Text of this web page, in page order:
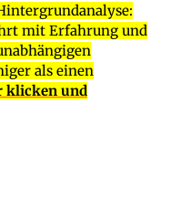
mit Erfahrung und
als einen
klicken und